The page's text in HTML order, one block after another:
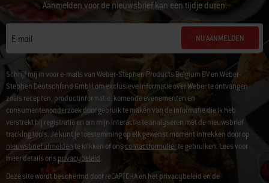
Aanmelden voor de nieuwsbrief kan een tijdje duren.
E-mail NU AANMELDEN
Schrijf mij in voor e-mails van Weber-Stephen Products Belgium BV en Weber-
Stephen Deutschland GmbH om exclusieve informatie over Weber te ontvangen
zoals recepten, productinformatie, komende evenementen en
consumentenonderzoek door gebruik te maken van de informatie die ik heb
verstrekt bij registratie en om mijn interactie te analyseren met de nieuwsbrief
tracking tools. Je kunt je toestemming op elk gewenst moment intrekken door op
nieuwsbrief afmeldente klikken of onscontactformulierte gebruiken. Lees voor
meer details onsprivacybeleid.
Deze site wordt beschermd door reCAPTCHA en het privacybeleid en de